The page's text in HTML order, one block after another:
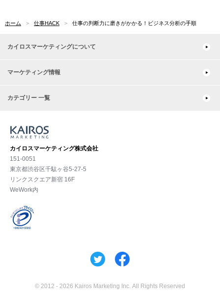
ホーム 仕事HACK 仕事の判断力に磨きがかかる！ビジネス分析の手順
カイロスマーケティングについて
マーケティング情報
カテゴリー 一覧
カイロスマーケティング株式会社
151-0051
東京都渋⾕区千駄ヶ谷5-27-5
リンクスクエア新宿 16F
WeWork内
© 2012 - 2026 Kairos Marketing Inc. All Rights Reserved